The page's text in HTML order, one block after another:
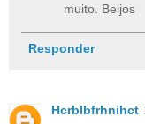
muito. Beijos
Responder
Hcrblbfrhnihct